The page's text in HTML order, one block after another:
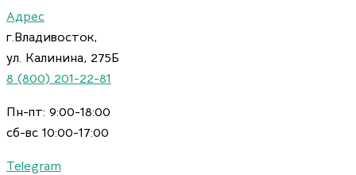
Перейти
содержимому
Адрес
г.Владивосток,
ул. Калинина, 275Б
8 (800) 201-22-81
Пн-пт: 9:00-18:00
сб-вс 10:00-17:00
Telegram